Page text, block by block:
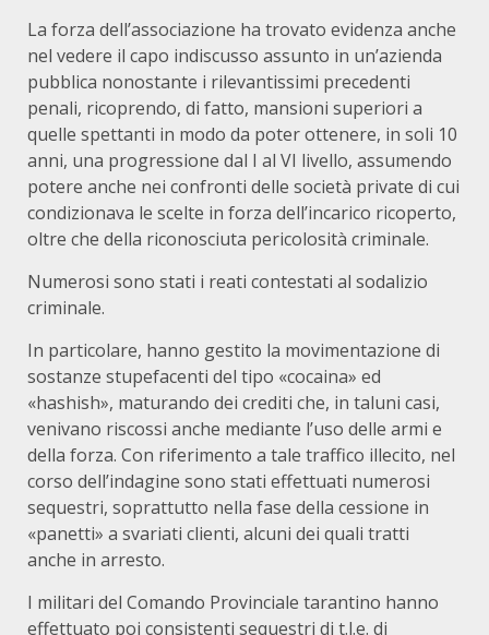
La forza dell’associazione ha trovato evidenza anche
nel vedere il capo indiscusso assunto in un’azienda
pubblica nonostante i rilevantissimi precedenti
penali, ricoprendo, di fatto, mansioni superiori a
quelle spettanti in modo da poter ottenere, in soli 10
anni, una progressione dal I al VI livello, assumendo
potere anche nei confronti delle società private di cui
condizionava le scelte in forza dell’incarico ricoperto,
oltre che della riconosciuta pericolosità criminale.
Numerosi sono stati i reati contestati al sodalizio
criminale.
In particolare, hanno gestito la movimentazione di
sostanze stupefacenti del tipo «cocaina» ed
«hashish», maturando dei crediti che, in taluni casi,
venivano riscossi anche mediante l’uso delle armi e
della forza. Con riferimento a tale traffico illecito, nel
corso dell’indagine sono stati effettuati numerosi
sequestri, soprattutto nella fase della cessione in
«panetti» a svariati clienti, alcuni dei quali tratti
anche in arresto.
I militari del Comando Provinciale tarantino hanno
effettuato poi consistenti sequestri di t.l.e. di